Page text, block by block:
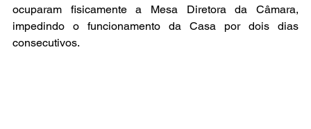
ocuparam fisicamente a Mesa Diretora da Câmara,
impedindo o funcionamento da Casa por dois dias
consecutivos.